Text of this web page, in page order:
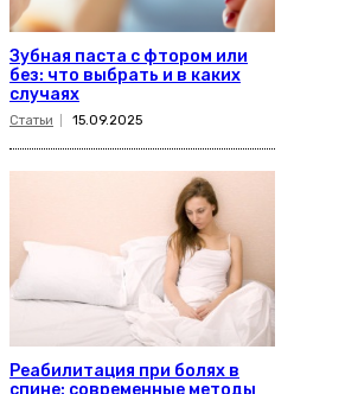
Зубная паста с фтором или
без: что выбрать и в каких
случаях
Статьи 15.09.2025
Реабилитация при болях в
спине: современные методы